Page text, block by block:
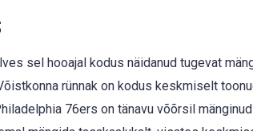
sel hooajal kodus näidanud tugevat
rünnak on kodus keskmiselt
76ers on tänavu võõrsil